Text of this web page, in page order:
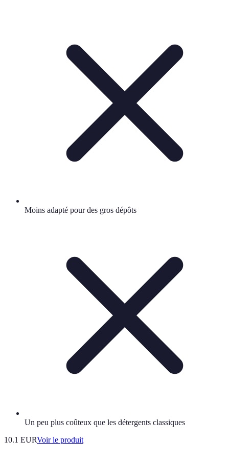
Moins adapté pour des gros dépôts
Un peu plus coûteux que les détergents classiques
10.1 EURVoir le produit